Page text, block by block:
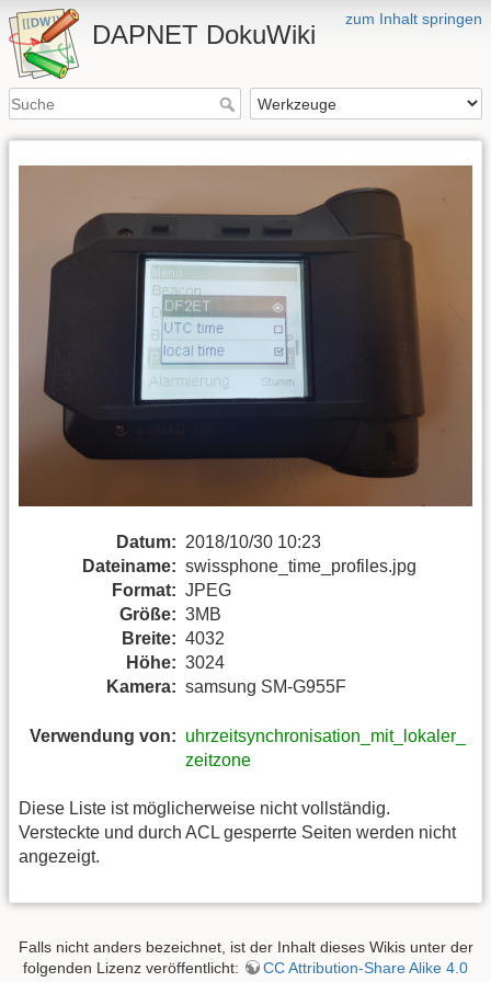
zum Inhalt springen
DAPNET DokuWiki
Datum: 2018/10/30 10:23
Dateiname: swissphone_time_profiles.jpg
Format: JPEG
Größe: 3MB
Breite: 4032
Höhe: 3024
Kamera: samsung SM-G955F
Verwendung von: uhrzeitsynchronisation_mit_lokaler_
zeitzone
Diese Liste ist möglicherweise nicht vollständig.
Versteckte und durch ACL gesperrte Seiten werden nicht
angezeigt.
Falls nicht anders bezeichnet, ist der Inhalt dieses Wikis unter der
folgenden Lizenz veröffentlicht:
CC Attribution-Share Alike 4.0